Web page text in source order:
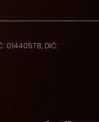
01440578, DIČ: